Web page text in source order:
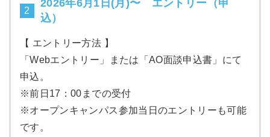
2
2026年6月1日(月)〜 エントリー（申
込）
【 エントリー方法 】
「Webエントリー」または「AO面談申込書」にて
申込。
※前日17：00までの受付
※オープンキャンパス参加当日のエントリーも可能
です。